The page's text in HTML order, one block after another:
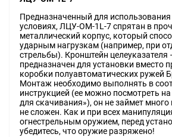
Предназначенный для
условиях, ЛЦУ-ОМ-1L-7 спрятан в
металлический корпус, который
ударным нагрузкам (например, при
стрельбы). Кронштейн целеуказателя
предназначен для установки вместо
коробки полуавтоматических ружей
Монтаж необходимо выполнять в
инструкцией (ее можно посмотреть
для скачивания»), он не займет
не сложен. Как и при всех
огнестрельным оружием, перед
убедитесь, что оружие разряжено!